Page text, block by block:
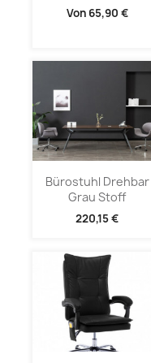
Von 65,90 €
Bürostuhl Drehbar
Grau Stoff
220,15 €